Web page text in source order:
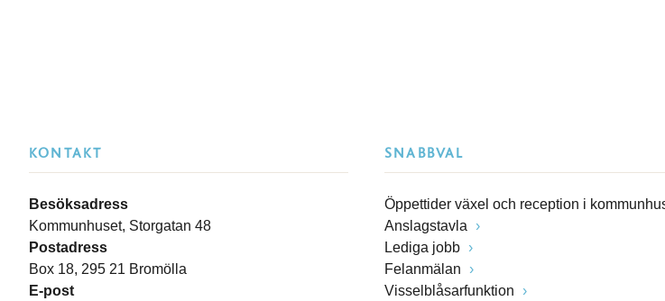
KONTAKT
Besöksadress
Kommunhuset, Storgatan 48
Postadress
Box 18, 295 21 Bromölla
E-post
SNABBVAL
Öppettider växel och reception i
Anslagstavla
Lediga jobb
Felanmälan
Visselblåsarfunktion